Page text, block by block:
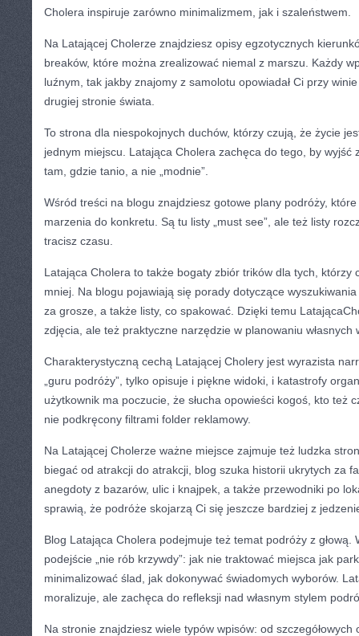
Cholera inspiruje zarówno minimalizmem, jak i szaleństwem.
Na Latającej Cholerze znajdziesz opisy egzotycznych
breaków, które można zrealizować niemal z marszu. Każdy
luźnym, tak jakby znajomy z samolotu opowiadał Ci przy
drugiej stronie świata.
To strona dla niespokojnych duchów, którzy czują, że życie
jednym miejscu. Latająca Cholera zachęca do tego, by wyjść
tam, gdzie tanio, a nie „modnie”.
Wśród treści na blogu znajdziesz gotowe plany podróży,
marzenia do konkretu. Są tu listy „must see”, ale też listy
tracisz czasu.
Latająca Cholera to także bogaty zbiór trików dla tych, którzy
mniej. Na blogu pojawiają się porady dotyczące
za grosze, a także listy, co spakować. Dzięki temu
zdjęcia, ale też praktyczne narzędzie w planowaniu własnych
Charakterystyczną cechą Latającej Cholery jest wyrazista
„guru podróży”, tylko opisuje i piękne widoki, i katastrofy
użytkownik ma poczucie, że słucha opowieści kogoś, kto też
nie podkręcony filtrami folder reklamowy.
Na Latającej Cholerze ważne miejsce zajmuje też ludzka
biegać od atrakcji do atrakcji, blog szuka historii ukrytych za
anegdoty z bazarów, ulic i knajpek, a także przewodniki po
sprawią, że podróże skojarzą Ci się jeszcze bardziej z
Blog Latająca Cholera podejmuje też temat podróży z głową.
podejście „nie rób krzywdy”: jak nie traktować miejsca jak
minimalizować ślad, jak dokonywać świadomych wyborów.
moralizuje, ale zachęca do refleksji nad własnym stylem
Na stronie znajdziesz wiele typów wpisów: od szczegółowych